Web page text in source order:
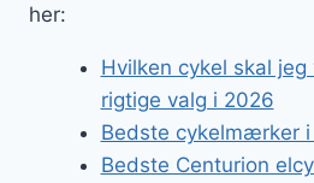
her:
Hvilken cykel skal
rigtige valg i 2026
Bedste cykelmærker
Bedste Centurion